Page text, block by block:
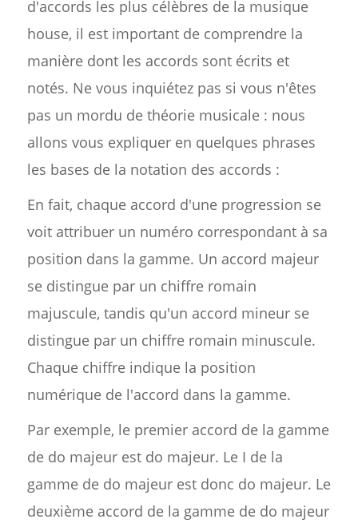
d'accords les plus célèbres de la musique
house, il est important de comprendre la
manière dont les accords sont écrits et
notés. Ne vous inquiétez pas si vous n'êtes
pas un mordu de théorie musicale : nous
allons vous expliquer en quelques phrases
les bases de la notation des accords :
En fait, chaque accord d'une progression se
voit attribuer un numéro correspondant à sa
position dans la gamme. Un accord majeur
se distingue par un chiffre romain
majuscule, tandis qu'un accord mineur se
distingue par un chiffre romain minuscule.
Chaque chiffre indique la position
numérique de l'accord dans la gamme.
Par exemple, le premier accord de la gamme
de do majeur est do majeur. Le I de la
gamme de do majeur est donc do majeur. Le
deuxième accord de la gamme de do majeur